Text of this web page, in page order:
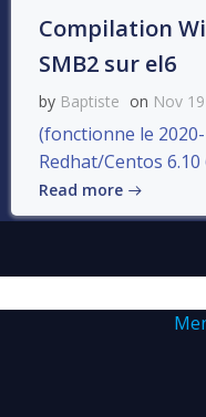
Compilation
SMB2 sur el6
by Baptiste on Nov 19
(fonctionne le
Redhat/Centos
Read more